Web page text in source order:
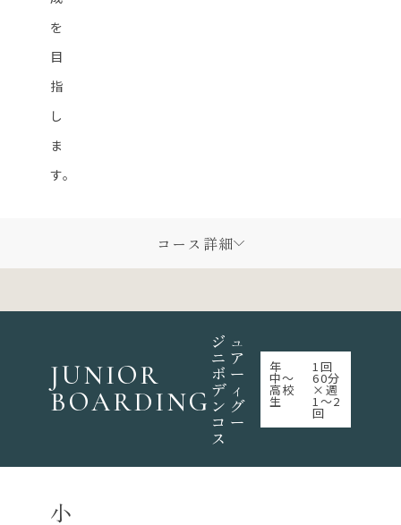
を
目
指
し
ま
す。
コース詳細
JUNIOR
BOARDING
ジュ
ニア
ボー
ディ
ング
コー
ス
年
中〜
高校
生
1回
60分
×週
1～2
回
小